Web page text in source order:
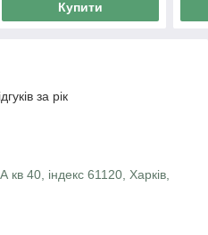
Купити
за рік
кв 40, індекс 61120, Харків,